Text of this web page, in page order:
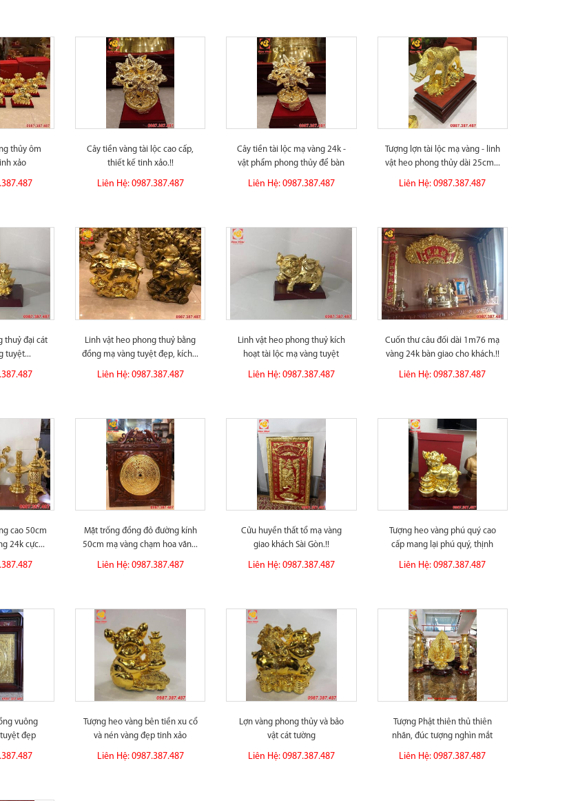
thủy ôm
xảo
Cây tiền vàng tài lộc cao cấp,
thiết kế tinh xảo.!!
Liên Hệ: 0987.387.487
Cây tiền tài lộc mạ vàng 24k -
vật phẩm phong thủy để bàn
Liên Hệ: 0987.387.487
Tượng lợn tài lộc mạ vàng - linh
vật heo phong thủy dài 25cm...
Liên Hệ: 0987.387.487
thuỷ đại cát
tuyệt...
Linh vật heo phong thuỷ bằng
đồng mạ vàng tuyệt đẹp, kích...
Liên Hệ: 0987.387.487
Linh vật heo phong thuỷ kích
hoạt tài lộc mạ vàng tuyệt
Liên Hệ: 0987.387.487
Cuốn thư câu đối dài 1m76 mạ
vàng 24k bàn giao cho khách.!!
Liên Hệ: 0987.387.487
cao 50cm
24k cực...
Mặt trống đồng đỏ đường kính
50cm mạ vàng chạm hoa văn...
Liên Hệ: 0987.387.487
Cửu huyền thất tổ mạ vàng
giao khách Sài Gòn.!!
Liên Hệ: 0987.387.487
Tượng heo vàng phú quý cao
cấp mang lại phú quý, thịnh
Liên Hệ: 0987.387.487
vuông
đẹp
Tượng heo vàng bên tiền xu cổ
và nén vàng đẹp tinh xảo
Liên Hệ: 0987.387.487
Lợn vàng phong thủy và bảo
vật cát tường
Liên Hệ: 0987.387.487
Tượng Phật thiên thủ thiên
nhãn, đúc tượng nghìn mắt
Liên Hệ: 0987.387.487